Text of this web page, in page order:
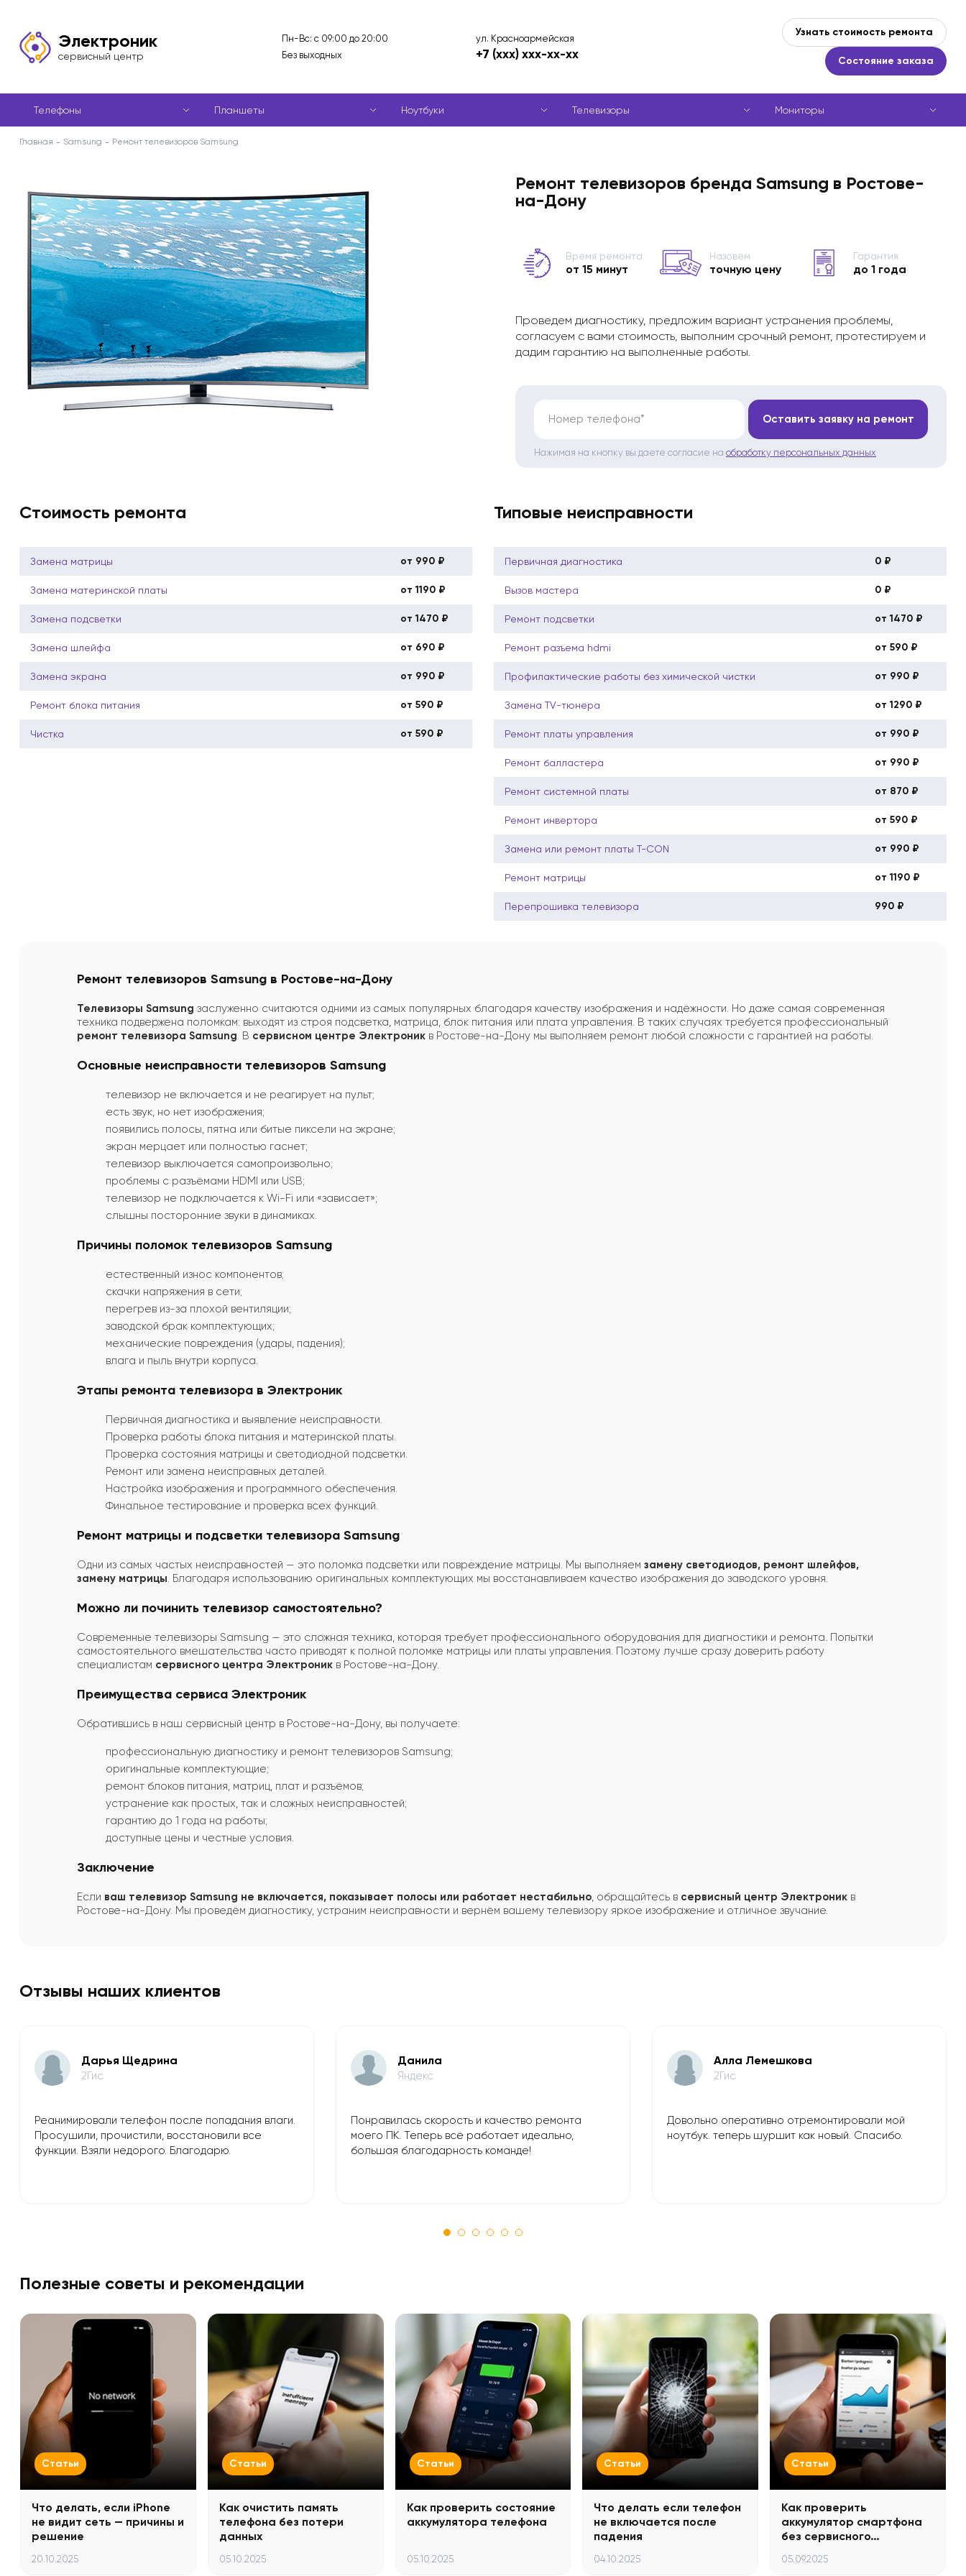
Электроник
сервисный центр
Пн-Вс: с 09:00 до 20:00
Без выходных
ул. Красноармейская
+7 (xxx) xxx-xx-xx
Узнать стоимость ремонта
Состояние заказа
Телефоны Планшеты Ноутбуки Телевизоры Мониторы
Главная Samsung Ремонт телевизоров Samsung
Ремонт телевизоров бренда Samsung в Ростове-
на-Дону
Время ремонта
от 15 минут
Назовем
точную цену
Гарантия
до 1 года
Проведем диагностику, предложим вариант устранения проблемы,
согласуем с вами стоимость, выполним срочный ремонт, протестируем и
дадим гарантию на выполненные работы.
Номер телефона* Оставить заявку на ремонт
Нажимая на кнопку вы даете согласие на обработку персональных данных
Стоимость ремонта
Замена матрицы от 990 ₽
Замена материнской платы от 1190 ₽
Замена подсветки от 1470 ₽
Замена шлейфа от 690 ₽
Замена экрана от 990 ₽
Ремонт блока питания от 590 ₽
Чистка от 590 ₽
Типовые неисправности
Первичная диагностика 0 ₽
Вызов мастера 0 ₽
Ремонт подсветки от 1470 ₽
Ремонт разъема hdmi от 590 ₽
Профилактические работы без химической чистки от 990 ₽
Замена TV-тюнера от 1290 ₽
Ремонт платы управления от 990 ₽
Ремонт балластера от 990 ₽
Ремонт системной платы от 870 ₽
Ремонт инвертора от 590 ₽
Замена или ремонт платы T-CON от 990 ₽
Ремонт матрицы от 1190 ₽
Перепрошивка телевизора 990 ₽
Ремонт телевизоров Samsung в Ростове-на-Дону
Телевизоры Samsung заслуженно считаются одними из самых популярных благодаря качеству изображения и надёжности. Но даже самая современная
техника подвержена поломкам: выходят из строя подсветка, матрица, блок питания или плата управления. В таких случаях требуется профессиональный
ремонт телевизора Samsung. В сервисном центре Электроник в Ростове-на-Дону мы выполняем ремонт любой сложности с гарантией на работы.
Основные неисправности телевизоров Samsung
телевизор не включается и не реагирует на пульт;
есть звук, но нет изображения;
появились полосы, пятна или битые пиксели на экране;
экран мерцает или полностью гаснет;
телевизор выключается самопроизвольно;
проблемы с разъёмами HDMI или USB;
телевизор не подключается к Wi-Fi или «зависает»;
слышны посторонние звуки в динамиках.
Причины поломок телевизоров Samsung
естественный износ компонентов;
скачки напряжения в сети;
перегрев из-за плохой вентиляции;
заводской брак комплектующих;
механические повреждения (удары, падения);
влага и пыль внутри корпуса.
Этапы ремонта телевизора в Электроник
Первичная диагностика и выявление неисправности.
Проверка работы блока питания и материнской платы.
Проверка состояния матрицы и светодиодной подсветки.
Ремонт или замена неисправных деталей.
Настройка изображения и программного обеспечения.
Финальное тестирование и проверка всех функций.
Ремонт матрицы и подсветки телевизора Samsung
Одни из самых частых неисправностей — это поломка подсветки или повреждение матрицы. Мы выполняем замену светодиодов, ремонт шлейфов,
замену матрицы. Благодаря использованию оригинальных комплектующих мы восстанавливаем качество изображения до заводского уровня.
Можно ли починить телевизор самостоятельно?
Современные телевизоры Samsung — это сложная техника, которая требует профессионального оборудования для диагностики и ремонта. Попытки
самостоятельного вмешательства часто приводят к полной поломке матрицы или платы управления. Поэтому лучше сразу доверить работу
специалистам сервисного центра Электроник в Ростове-на-Дону.
Преимущества сервиса Электроник
Обратившись в наш сервисный центр в Ростове-на-Дону, вы получаете:
профессиональную диагностику и ремонт телевизоров Samsung;
оригинальные комплектующие;
ремонт блоков питания, матриц, плат и разъёмов;
устранение как простых, так и сложных неисправностей;
гарантию до 1 года на работы;
доступные цены и честные условия.
Заключение
Если ваш телевизор Samsung не включается, показывает полосы или работает нестабильно, обращайтесь в сервисный центр Электроник в
Ростове-на-Дону. Мы проведём диагностику, устраним неисправности и вернём вашему телевизору яркое изображение и отличное звучание.
Отзывы наших клиентов
​Дарья Щедрина
2Гис
Реанимировали телефон после попадания влаги.
Просушили, прочистили, восстановили все
функции. Взяли недорого. Благодарю.
Данила
Яндекс
Понравилась скорость и качество ремонта
моего ПК. Теперь всё работает идеально,
большая благодарность команде!
​Алла Лемешкова
2Гис
Довольно оперативно отремонтировали мой
ноутбук. теперь шуршит как новый. Спасибо.
Полезные советы и рекомендации
Статьи
Что делать, если iPhone
не видит сеть — причины и
решение
20.10.2025
Статьи
Как очистить память
телефона без потери
данных
05.10.2025
Статьи
Как проверить состояние
аккумулятора телефона
05.10.2025
Статьи
Что делать если телефон
не включается после
падения
04.10.2025
Статьи
Как проверить
аккумулятор смартфона
без сервисного…
05.09.2025